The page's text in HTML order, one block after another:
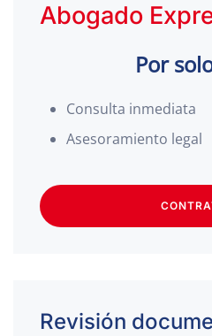
Abogado
Por
Consulta inmediata
Asesoramiento legal
Revisión